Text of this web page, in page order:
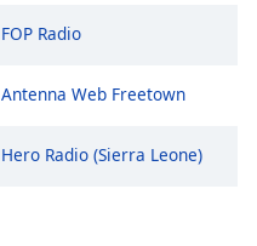
FOP Radio
Antenna Web Freetown
Hero Radio (Sierra Leone)